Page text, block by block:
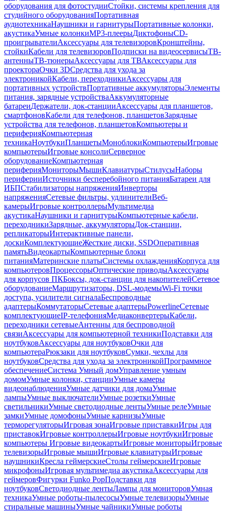
оборудования для фотостудииСтойки, системы крепления для
студийного оборудованияПортативная
аудиотехникаНаушники и гарнитурыПортативные колонки,
акустикаУмные колонкиMP3-плеерыДиктофоныCD-
проигрывателиАксессуары для телевизоровКронштейны,
стойкиКабели для телевизоровПодписки на видеосервисыТВ-
антенныТВ-тюнерыАксессуары для ТВАксессуары для
проектораОчки 3DСредства для ухода за
электроникойКабели, переходникиАксессуары для
портативных устройствПортативные аккумуляторыЭлементы
питания, зарядные устройстваАккумуляторные
батареиДержатели, док-станцииАксессуары для планшетов,
смартфоновКабели для телефонов, планшетовЗарядные
устройства для телефонов, планшетовКомпьютеры и
периферияКомпьютерная
техникаНоутбукиПланшетыМоноблокиКомпьютерыИгровые
компьютерыИгровые консолиСерверное
оборудованиеКомпьютерная
периферияМониторыМышиКлавиатурыСтилусыНаборы
периферииИсточники бесперебойного питанияБатареи для
ИБПСтабилизаторы напряженияИнверторы
напряженияСетевые фильтры, удлинителиВеб-
камерыИгровые контроллерыМультимедиа
акустикаНаушники и гарнитурыКомпьютерные кабели,
переходникиЗарядные, аккумуляторыДок-станции,
репликаторыИнтерактивные панели,
доскиКомплектующиеЖесткие диски, SSDОперативная
памятьВидеокартыКомпьютерные блоки
питанияМатеринские платыСистемы охлажденияКорпуса для
компьютеровПроцессорыОптические приводыАксессуары
для корпусов ПКБоксы, док-станции для накопителейСетевое
оборудованиеМаршрутизаторы, DSL-модемыWi-Fi точки
доступа, усилители сигналаБеспроводные
адаптерыКоммутаторыСетевые адаптерыPowerlineСетевые
комплектующиеIP-телефонияМедиаконвертерыКабели,
переходники сетевыеАнтенны для беспроводной
связиАксессуары для компьютерной техникиПодставки для
ноутбуковАксессуары для ноутбуковОчки для
компьютераРюкзаки для ноутбуковСумки, чехлы для
ноутбуковСредства для ухода за электроникойПрограммное
обеспечениеСистема Умный домУправление умным
домомУмные колонки, станцииУмные камеры
видеонаблюденияУмные датчики для домаУмные
лампыУмные выключателиУмные розеткиУмные
светильникиУмные светодиодные лентыУмные релеУмные
замкиУмные домофоныУмные карнизыУмные
терморегуляторыИгровая зонаИгровые приставкиИгры для
приставокИгровые контроллерыИгровые ноутбукиИгровые
компьютеры Игровые видеокартыИгровые мониторыИгровые
телевизорыИгровые мышиИгровые клавиатурыИгровые
наушникиКресла геймерскиеСтолы геймерскиеИгровые
микрофоныИгровая мультимедиа акустикаАксессуары для
геймеровФигурки Funko PopПодставки для
ноутбуковСветодиодные лентыЛампы для мониторовУмная
техникаУмные роботы-пылесосыУмные телевизорыУмные
стиральные машиныУмные чайникиУмные роботы